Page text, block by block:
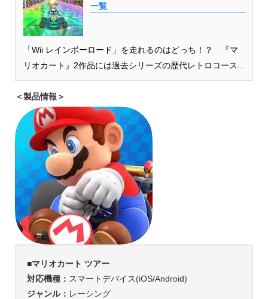
一覧
「Wii レインボーロード」を走れるのはどっち！？ 『マ
リオカート』2作品には過去シリーズの歴代レトロコース...
＜製品情報＞
■マリオカート ツアー
対応機種： スマートデバイス(iOS/Android)
ジャンル： レーシング